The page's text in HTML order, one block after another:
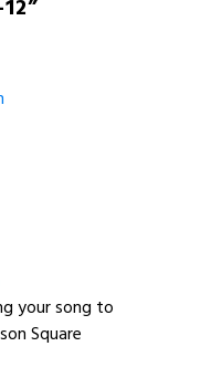
your song to
Square